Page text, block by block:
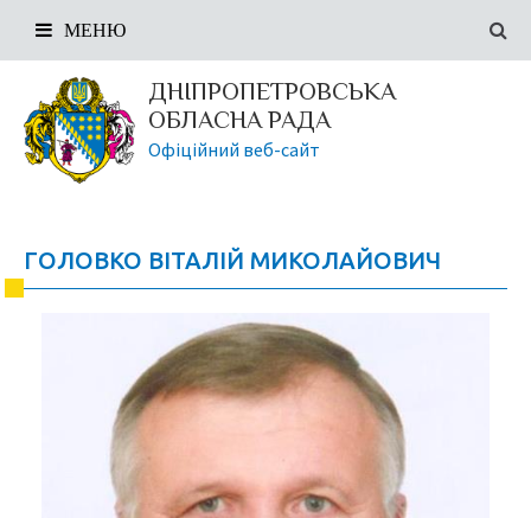
ДНІПРОПЕТРОВСЬКА
ОБЛАСНА РАДА
Офіційний веб-сайт
МЕНЮ
ГОЛОВКО ВІТАЛІЙ МИКОЛАЙОВИЧ